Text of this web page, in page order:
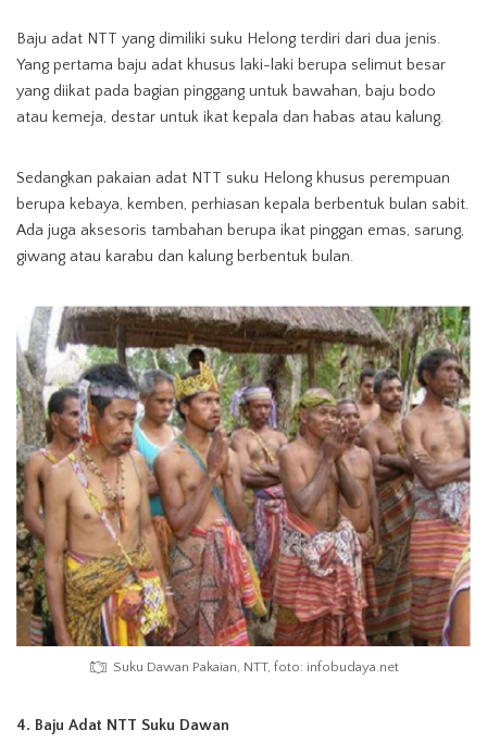
Baju adat NTT yang dimiliki suku Helong terdiri dari dua jenis.
Yang pertama baju adat khusus laki-laki berupa selimut besar
yang diikat pada bagian pinggang untuk bawahan, baju bodo
atau kemeja, destar untuk ikat kepala dan habas atau kalung.
Sedangkan pakaian adat NTT suku Helong khusus perempuan
berupa kebaya, kemben, perhiasan kepala berbentuk bulan sabit.
Ada juga aksesoris tambahan berupa ikat pinggan emas, sarung,
giwang atau karabu dan kalung berbentuk bulan.
Suku Dawan Pakaian, NTT, foto: infobudaya.net
4. Baju Adat NTT Suku Dawan